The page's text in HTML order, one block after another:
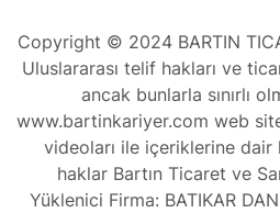
Copyright © 2024 BARTIN
Uluslararası telif hakları ve
ancak bunlarla sınırlı
www.bartinkariyer.com web
videoları ile içeriklerine
haklar Bartın Ticaret ve
Yüklenici Firma: BATIKAR